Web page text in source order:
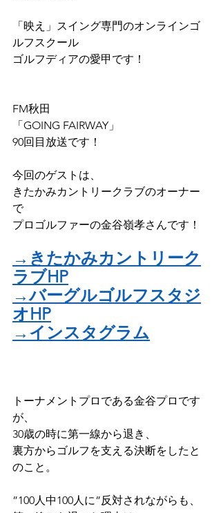
「映え」スイング専門のオンラインゴ
ルフスクール
ゴルフディアの愛甲です！
FM秋田
「GOING FAIRWAY」
90回目放送です！
今回のゲストは、
きたかみカントリークラブのオーナー
で
プロゴルファーの金谷嶺孝さんです！
→きたかみカントリーク
ラブHP
→バーグルゴルフスタジ
オHP
→インスタグラム
トーナメントプロである金谷プロです
が、
30歳の時に第一線から退き、
裏方からゴルフを支える決断をしたと
のこと。
”100人中100人に”反対されながらも、